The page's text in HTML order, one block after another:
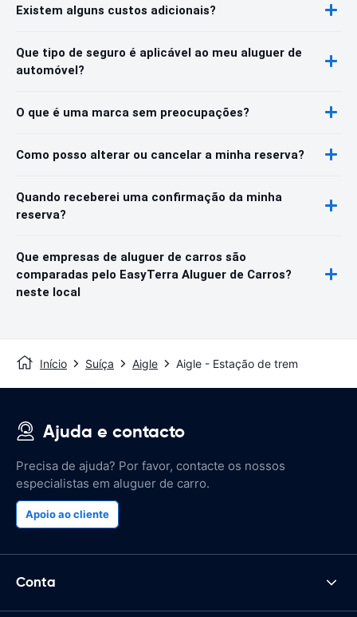
Existem alguns custos adicionais?
Que tipo de seguro é aplicável ao meu aluguer de
automóvel?
O que é uma marca sem preocupações?
Como posso alterar ou cancelar a minha reserva?
Quando receberei uma confirmação da minha
reserva?
Que empresas de aluguer de carros são
comparadas pelo EasyTerra Aluguer de Carros?
neste local
Início Suíça Aigle Aigle - Estação de trem
Ajuda e contacto
Precisa de ajuda? Por favor, contacte os nossos
especialistas em aluguer de carro.
Apoio ao cliente
Conta